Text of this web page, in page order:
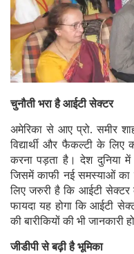
चुनौती भरा है आईटी सेक्टर
अमेरिका से आए प्रो. समीर
विद्यार्थी और फैकल्टी के लिए
करना पड़ता है। देश दुनिया
जिसमें काफी नई समस्याओं
लिए जरुरी है कि आईटी
फायदा यह होगा कि आईटी
की बारीकियों की भी जानकारी
जीडीपी से बढ़ी है भूमिका